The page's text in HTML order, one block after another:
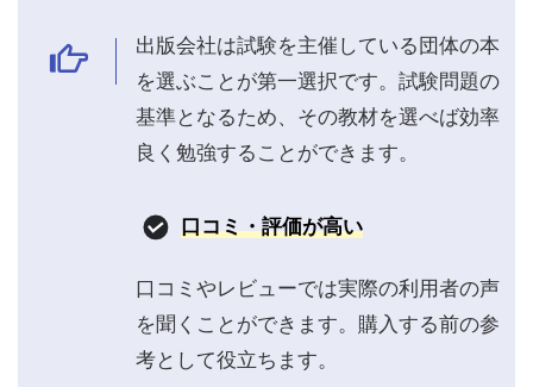
出版会社は試験を主催している団体の本
を選ぶことが第一選択です。試験問題の
基準となるため、その教材を選べば効率
良く勉強することができます。
口コミ・評価が高い
口コミやレビューでは実際の利用者の声
を聞くことができます。購入する前の参
考として役立ちます。